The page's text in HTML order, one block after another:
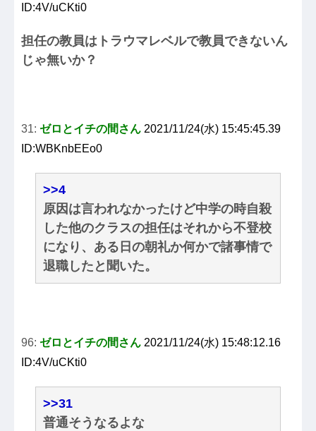
ID:4V/uCKti0
担任の教員はトラウマレベルで教員できないん
じゃ無いか？
31: ゼロとイチの間さん 2021/11/24(水) 15:45:45.39
ID:WBKnbEEo0
>>4
原因は言われなかったけど中学の時自殺
した他のクラスの担任はそれから不登校
になり、ある日の朝礼か何かで諸事情で
退職したと聞いた。
96: ゼロとイチの間さん 2021/11/24(水) 15:48:12.16
ID:4V/uCKti0
>>31
普通そうなるよな